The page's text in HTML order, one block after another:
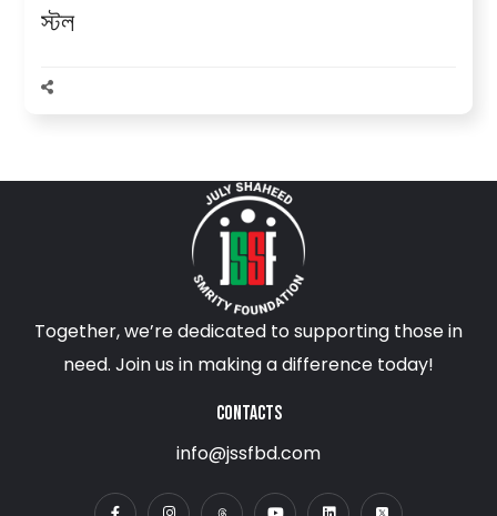
স্টল
Together, we’re dedicated to supporting those in
need. Join us in making a difference today!
CONTACTS
info@jssfbd.com